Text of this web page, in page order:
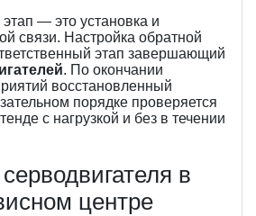
— это установка и
связи. Настройка обратной
этап завершающий
. По окончании
восстановленный
порядке проверяется
с нагрузкой и без в течении
в
центре